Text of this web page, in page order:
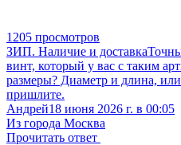
1205 просмотров
ЗИП. Наличие и доставка
винт, который у вас с таким
размеры? Диаметр и длина,
пришлите.
Андрей18 июня 2026 г. в 00:05
Из города Москва
Прочитать ответ